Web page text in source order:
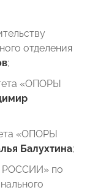
отделения
;
«ОПОРЫ
«ОПОРЫ
Балухтина;
РОССИИ» по